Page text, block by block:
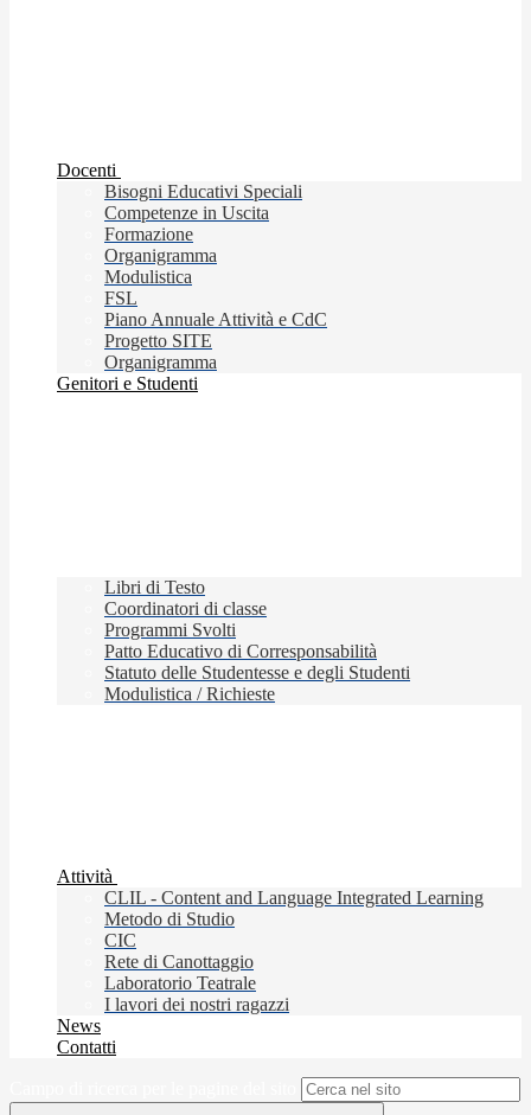
Docenti
Bisogni Educativi Speciali
Competenze in Uscita
Formazione
Organigramma
Modulistica
FSL
Piano Annuale Attività e CdC
Progetto SITE
Organigramma
Genitori e Studenti
Libri di Testo
Coordinatori di classe
Programmi Svolti
Patto Educativo di Corresponsabilità
Statuto delle Studentesse e degli Studenti
Modulistica / Richieste
Attività
CLIL - Content and Language Integrated Learning
Metodo di Studio
CIC
Rete di Canottaggio
Laboratorio Teatrale
I lavori dei nostri ragazzi
News
Contatti